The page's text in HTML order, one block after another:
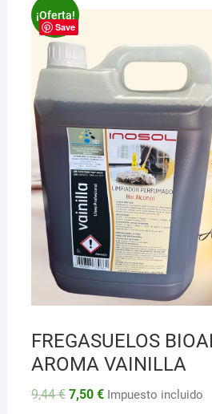
¡Oferta!
Save
FREGASUELOS
AROMA VAINILLA
9,44€ El
precio
7,50 €El
precio
Impuesto incluido